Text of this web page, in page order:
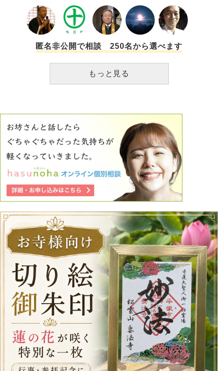
母から怒鳴られたら、多分そのまま薬をたくさん飲んで死の
うと思っています。 実は義母にも散々嫌がらせをされて(義
父の介護もしたのに)メンタルの病気になりました。 2人も
亡くなり、メンタルの病気も良くなり、毎日ではないです
が、仕事も初め、ボランティアや習い事も復活しました。
に生きていたくありません どうかお導きください。
匿名非公開で相談 250名から選べます
もっと見る